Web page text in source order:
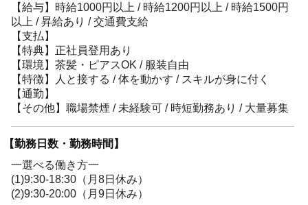
【給与】時給1000円以上 / 時給1200円以上 / 時給1500円
以上 / 昇給あり / 交通費支給
【支払】
【特典】正社員登用あり
【環境】茶髪・ピアスOK / 服装自由
【特徴】人と接する / 体を動かす / スキルが身に付く
【通勤】
【その他】職場禁煙 / 未経験可 / 時短勤務あり / 大量募集
【勤務日数・勤務時間】
一選べる働き方一
(1)9:30-18:30（月8日休み）
(2)9:30-20:00（月9日休み）